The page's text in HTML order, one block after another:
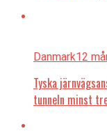
Danmark12
Tyska
tunneln minst